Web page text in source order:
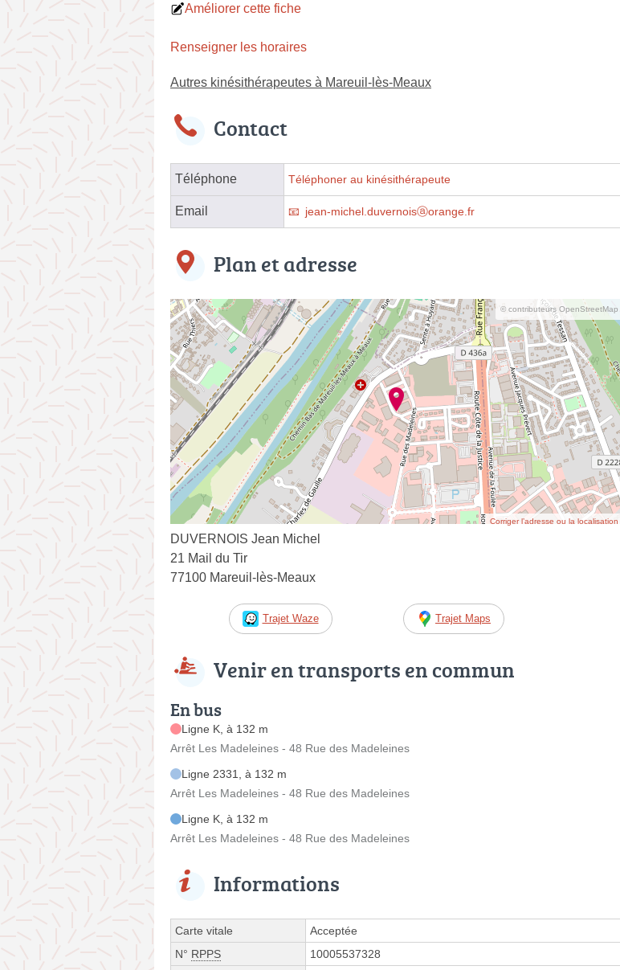
Améliorer cette fiche
Renseigner les horaires
Autres kinésithérapeutes à Mareuil-lès-Meaux
Contact
Téléphone Téléphoner au kinésithérapeute
Email jean-michel.duvernoisⓐorange.fr
Plan et adresse
© contributeurs OpenStreetMap
Corriger l’adresse ou la localisation
DUVERNOIS Jean Michel
21 Mail du Tir
77100 Mareuil-lès-Meaux
Trajet Waze Trajet Maps
Venir en transports en commun
En bus
Ligne K, à 132 m
Arrêt Les Madeleines - 48 Rue des Madeleines
Ligne 2331, à 132 m
Arrêt Les Madeleines - 48 Rue des Madeleines
Ligne K, à 132 m
Arrêt Les Madeleines - 48 Rue des Madeleines
Informations
Carte vitale
Acceptée
N° RPPS 10005537328